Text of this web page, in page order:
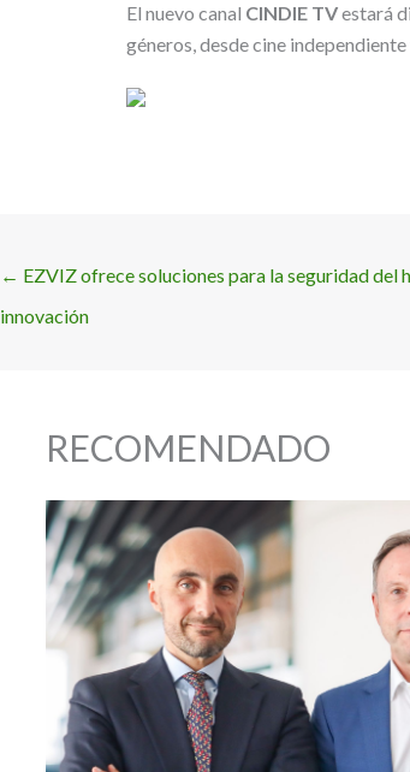
El nuevo canal CINDIE TVestará
géneros, desde cine
← EZVIZ ofrece soluciones para la seguridad del
innovación
RECOMENDADO